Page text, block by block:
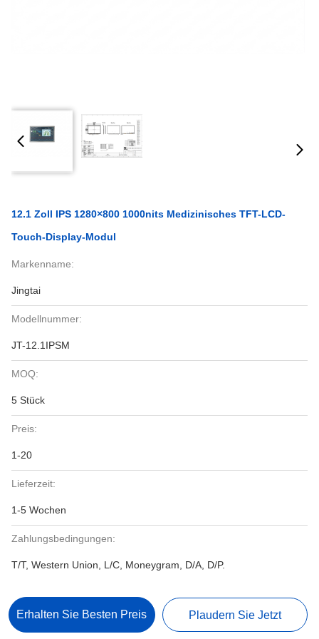
12.1 Zoll IPS 1280×800 1000nits Medizinisches TFT-LCD-
Touch-Display-Modul
Markenname:
Jingtai
Modellnummer:
JT-12.1IPSM
MOQ:
5 Stück
Preis:
1-20
Lieferzeit:
1-5 Wochen
Zahlungsbedingungen:
T/T, Western Union, L/C, Moneygram, D/A, D/P.
Erhalten Sie Besten Preis Plaudern Sie Jetzt